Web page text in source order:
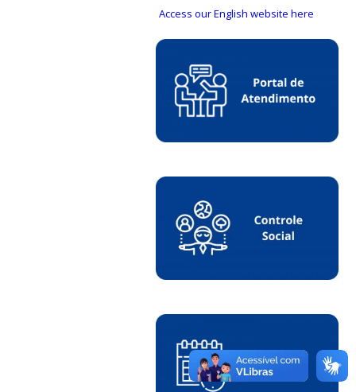
Access our English website here